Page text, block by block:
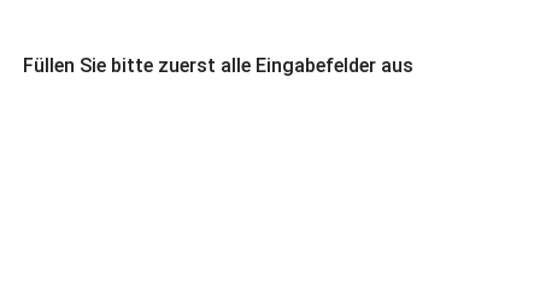
Füllen Sie bitte zuerst alle Eingabefelder aus